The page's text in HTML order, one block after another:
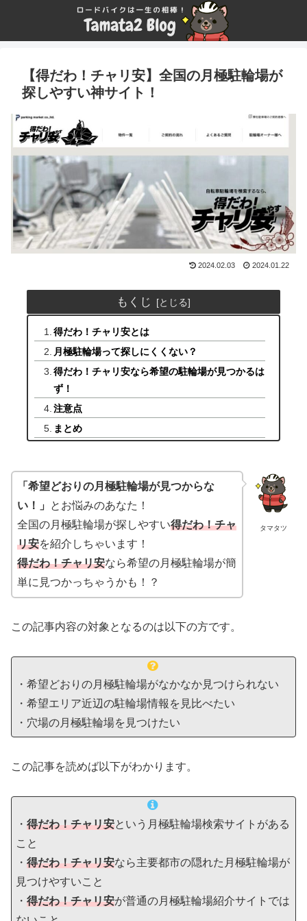
【得だわ！チャリ安】全国の月極駐輪場が
探しやすい神サイト！
2024.02.03 2024.01.22
もくじ
得だわ！チャリ安とは
月極駐輪場って探しにくくない？
得だわ！チャリ安なら希望の駐輪場が見つかるは
ず！
注意点
まとめ
タマタツ
「希望どおりの月極駐輪場が見つからな
い！」
とお悩みのあなた！
全国の月極駐輪場が探しやすい得だわ！チャ
リ安を紹介しちゃいます！
得だわ！チャリ安なら希望の月極駐輪場が簡
単に見つかっちゃうかも！？
この記事内容の対象となるのは以下の方です。
・希望どおりの月極駐輪場がなかなか見つけられない
・希望エリア近辺の駐輪場情報を見比べたい
・穴場の月極駐輪場を見つけたい
この記事を読めば以下がわかります。
・ 得だわ！チャリ安という月極駐輪場検索サイトがある
こと
・ 得だわ！チャリ安なら主要都市の隠れた月極駐輪場が
見つけやすいこと
・ 得だわ！チャリ安が普通の月極駐輪場紹介サイトでは